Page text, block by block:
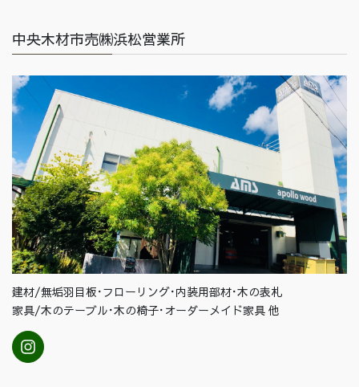
中央木材市売㈱浜松営業所
建材/無垢羽目板･フローリング･内装用部材･木の表札
家具/木のテーブル･木の椅子･オーダーメイド家具 他